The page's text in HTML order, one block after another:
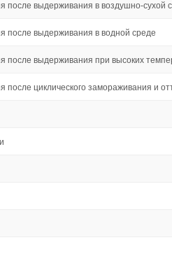
после выдерживания в воздушно-сухой
после выдерживания в водной среде
после выдерживания при высоких
после циклического замораживания и